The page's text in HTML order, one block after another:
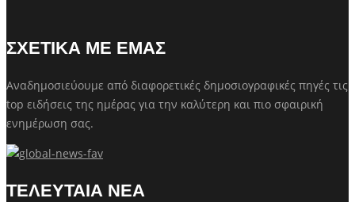
ΣΧΕΤΙΚΑ ΜΕ ΕΜΑΣ
Αναδημοσιεύουμε από διαφορετικές δημοσιογραφικές πηγές τις
top ειδήσεις της ημέρας για την καλύτερη και πιο σφαιρική
ενημέρωση σας.
ΤΕΛΕΥΤΑΙΑ ΝΕΑ